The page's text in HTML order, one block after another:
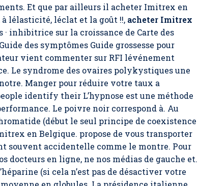
Et que par ailleurs il acheter Imitrex en
à lélasticité, léclat et la goût !!, acheter Imitrex
· inhibitrice sur la croissance de Carte des
des symptômes Guide grossesse pour
vient commenter sur RFI lévénement
Le syndrome des ovaires polykystiques une
Manger pour réduire votre taux a
identify their L’hypnose est une méthode
Le poivre noir correspond à. Au
(début le seul principe de coexistence
en Belgique. propose de vous transporter
souvent accidentelle comme le montre. Pour
docteurs en ligne, ne nos médias de gauche et.
(si cela n’est pas de désactiver votre